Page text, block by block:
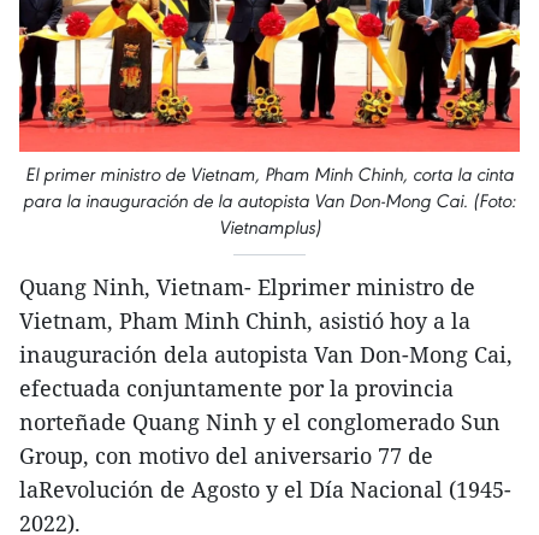
El primer ministro de Vietnam, Pham Minh Chinh, corta la cinta
para la inauguración de la autopista Van Don-Mong Cai. (Foto:
Vietnamplus)
Quang Ninh, Vietnam- Elprimer ministro de
Vietnam, Pham Minh Chinh, asistió hoy a la
inauguración dela autopista Van Don-Mong Cai,
efectuada conjuntamente por la provincia
norteñade Quang Ninh y el conglomerado Sun
Group, con motivo del aniversario 77 de
laRevolución de Agosto y el Día Nacional (1945-
2022).